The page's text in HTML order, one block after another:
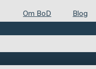
Om BoD Blog